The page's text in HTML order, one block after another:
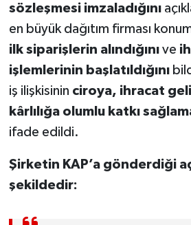
sözleşmesi imzaladığını
en büyük dağıtım firması
ilk siparişlerin alındığınıve
işlemlerinin başlatıldığını
iş ilişkisinin ciroya, ihracat
kârlılığa olumlu katkı
ifade edildi.
Şirketin KAP’a gönderdiği
şekildedir: